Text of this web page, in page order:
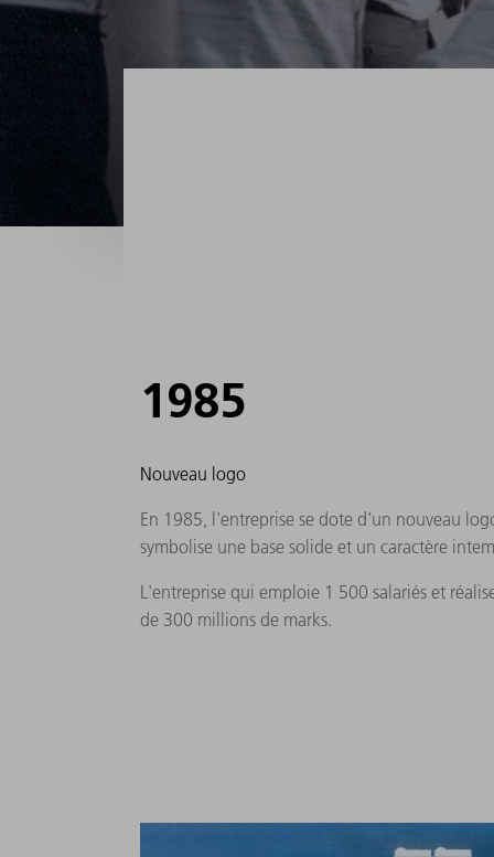
1985
Nouveau logo
En 1985, l'entreprise se dote d'un nouveau
symbolise une base solide et un caractère
L'entreprise qui emploie 1 500 salariés et
de 300 millions de marks.